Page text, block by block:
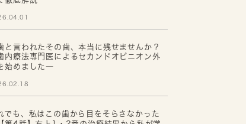
と言われたその歯、本当に残せませんか？
内療法専門医によるセカンドオピニオン外
始めました―
でも、私はこの歯から目をそらさなかった